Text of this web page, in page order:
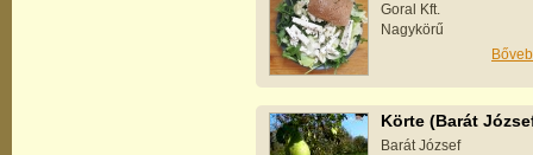
Goral Kft.
Nagykörű
Körte (Barát
Barát József